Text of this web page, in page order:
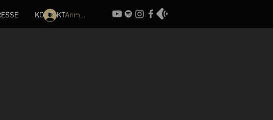
KONTAKTAnmelden